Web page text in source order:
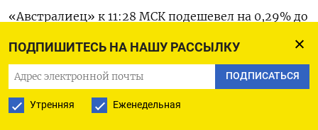
ПОДПИШИТЕСЬ НА НАШУ РАССЫЛКУ
ПОДПИСАТЬСЯ
Утренняя Еженедельная
«Австралиец» к 11:28 МСК подешевел на 0,29% до
отношению к иене .
«Киви» подешевел 0,57% до $0,5924​, ранее в ходе
торгов обновив минимум почти трех месяцев.